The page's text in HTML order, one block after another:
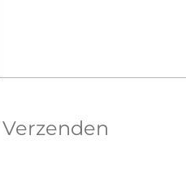
Verzenden